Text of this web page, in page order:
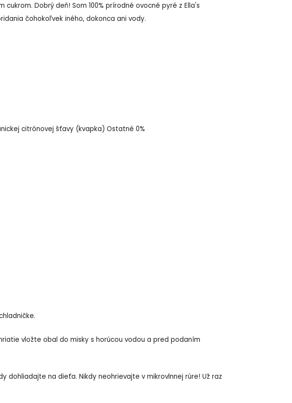
Dobrý deň! Som 100% prírodné ovocné pyré z Ella's
čohokoľvek iného, dokonca ani vody.
citrónovej šťavy (kvapka) Ostatné 0%
vložte obal do misky s horúcou vodou a pred podaním
dohliadajte na dieťa. Nikdy neohrievajte v mikrovlnnej rúre! Už raz